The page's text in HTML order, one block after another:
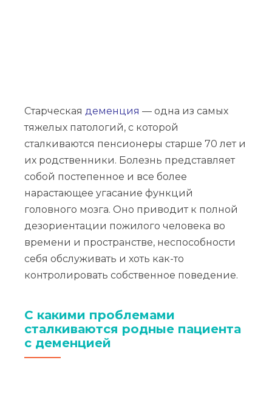
Старческая деменция — одна из самых
тяжелых патологий, с которой
сталкиваются пенсионеры старше 70 лет и
их родственники. Болезнь представляет
собой постепенное и все более
нарастающее угасание функций
головного мозга. Оно приводит к полной
дезориентации пожилого человека во
времени и пространстве, неспособности
себя обслуживать и хоть как-то
контролировать собственное поведение.
С какими проблемами
сталкиваются родные пациента
с деменцией